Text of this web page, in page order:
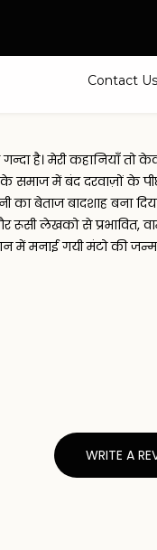
Contact Us
है। मेरी कहानियाँ तो
में बंद दरवाज़ों के
बादशाह बना
रूसी लेखको से
में मनाई गयी मंटो की
WRITE A